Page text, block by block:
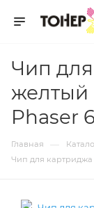
Чип
желтый
Phaser
Главная —
Чип для картриджа